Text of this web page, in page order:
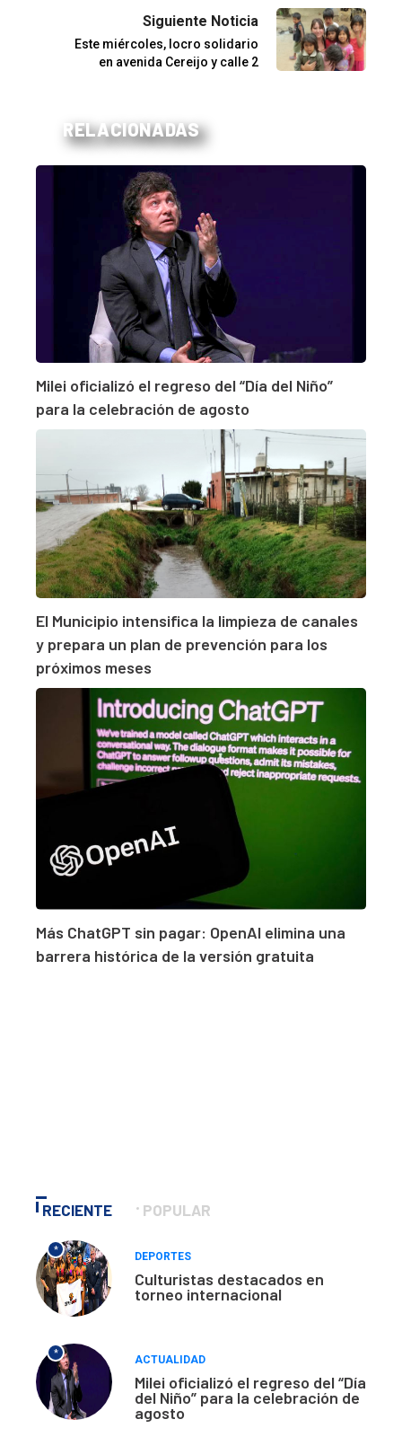
Siguiente Noticia
Este miércoles, locro solidario
en avenida Cereijo y calle 2
RELACIONADAS
Milei oficializó el regreso del “Día del Niño”
para la celebración de agosto
El Municipio intensifica la limpieza de canales
y prepara un plan de prevención para los
próximos meses
Más ChatGPT sin pagar: OpenAI elimina una
barrera histórica de la versión gratuita
RECIENTE POPULAR
*
DEPORTES
Culturistas destacados en
torneo internacional
*
ACTUALIDAD
Milei oficializó el regreso del “Día
del Niño” para la celebración de
agosto